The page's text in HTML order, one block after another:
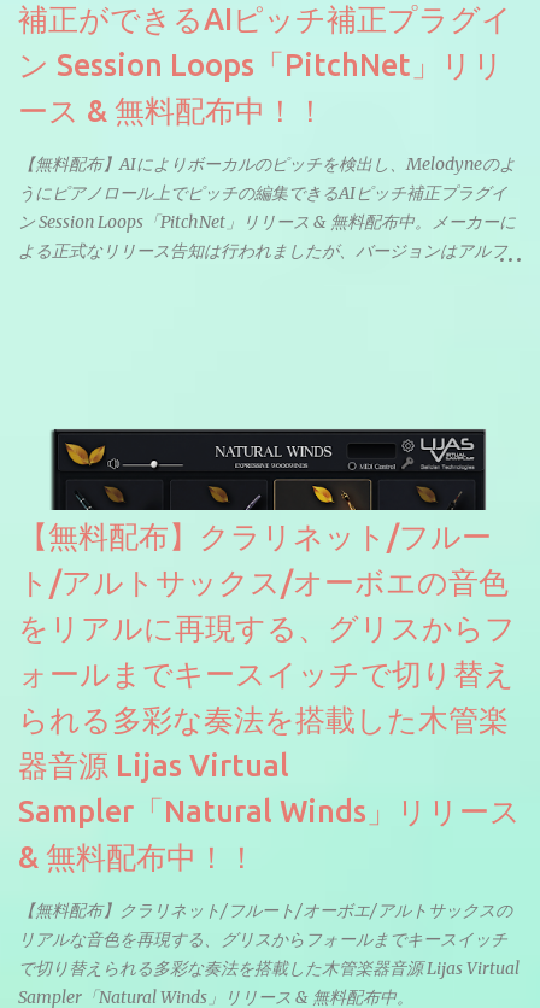
補正ができるAIピッチ補正プラグイ
ン Session Loops「PitchNet」リリ
ース & 無料配布中！！
【無料配布】AIによりボーカルのピッチを検出し、Melodyneのよ
うにピアノロール上でピッチの編集できるAIピッチ補正プラグイ
ン Session Loops「PitchNet」リリース & 無料配布中。メーカーに
よる正式なリリース告知は行われましたが、バージョンはアルフ
ソースを元に設計・改良した製品のようです。
【無料配布】クラリネット/フルー
ト/アルトサックス/オーボエの音色
をリアルに再現する、グリスからフ
ォールまでキースイッチで切り替え
られる多彩な奏法を搭載した木管楽
器音源 Lijas Virtual
Sampler「Natural Winds」リリース
& 無料配布中！！
【無料配布】クラリネット/フルート/オーボエ/アルトサックスの
リアルな音色を再現する、グリスからフォールまでキースイッチ
で切り替えられる多彩な奏法を搭載した木管楽器音源 Lijas Virtual
Sampler「Natural Winds」リリース & 無料配布中。